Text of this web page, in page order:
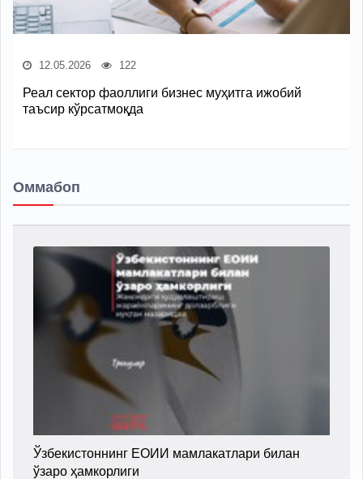
12.05.2026 122
Реал сектор фаоллиги бизнес муҳитга ижобий
таъсир кўрсатмоқда
Оммабоп
Ўзбекистоннинг ЕОИИ мамлакатлари билан
ўзаро ҳамкорлиги